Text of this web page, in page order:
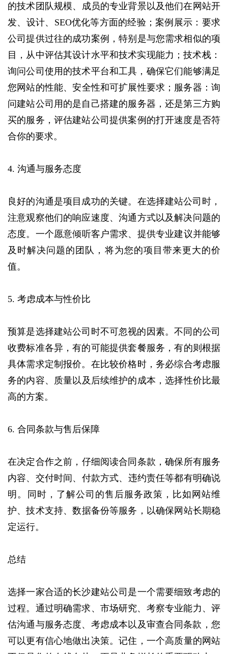
的技术团队规模、‌成员的专业背景以及他们在网站开
发、‌设计、‌SEO优化等方面的经验；案例展示‌：‌要求
公司提供过往的成功案例，‌特别是与您需求相似的项
目，‌从中评估其设计水平和技术实现能力；技术栈‌：‌
询问公司使用的技术平台和工具，‌确保它们能够满足
您网站的性能、‌安全性和可扩展性要求；服务器：询
问建站公司用的是自己搭建的服务器，还是第三方购
买的服务，评估建站公司提供案例的打开速度是否符
合你的要求。
4. 沟通与服务态度
良好的沟通是项目成功的关键。‌在选择建站公司时，‌
注意观察他们的响应速度、‌沟通方式以及解决问题的
态度。‌一个愿意倾听客户需求、‌提供专业建议并能够
及时解决问题的团队，‌将为您的项目带来更大的价
值。‌
5. 考虑成本与性价比
预算是选择建站公司时不可忽视的因素。‌不同的公司
收费标准各异，‌有的可能提供套餐服务，‌有的则根据
具体需求定制报价。‌在比较价格时，‌务必综合考虑服
务的内容、‌质量以及后续维护的成本，‌选择性价比最
高的方案。‌
6. 合同条款与售后保障
在决定合作之前，‌仔细阅读合同条款，‌确保所有服务
内容、‌交付时间、‌付款方式、‌违约责任等都有明确说
明。‌同时，‌了解公司的售后服务政策，‌比如网站维
护、‌技术支持、‌数据备份等服务，‌以确保网站长期稳
定运行。‌
总结
选择一家合适的长沙建站公司是一个需要细致考虑的
过程。‌通过明确需求、‌市场研究、‌考察专业能力、‌评
估沟通与服务态度、‌考虑成本以及审查合同条款，‌您
可以更有信心地做出决策。‌记住，‌一个高质量的网站